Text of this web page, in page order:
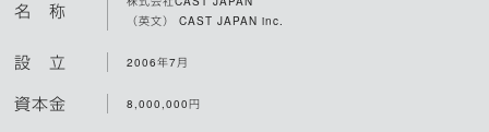
名 称
（英文） CAST JAPAN inc.
設 立 2006年7月
資本金 8,000,000円